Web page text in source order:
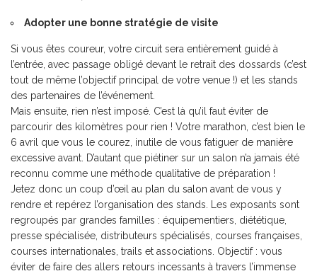
Adopter une bonne stratégie de visite
Si vous êtes coureur, votre circuit sera entièrement guidé à
l’entrée, avec passage obligé devant le retrait des dossards (c’est
tout de même l’objectif principal de votre venue !) et les stands
des partenaires de l’événement.
Mais ensuite, rien n’est imposé. C’est là qu’il faut éviter de
parcourir des kilomètres pour rien ! Votre marathon, c’est bien le
6 avril que vous le courez, inutile de vous fatiguer de manière
excessive avant. D’autant que piétiner sur un salon n’a jamais été
reconnu comme une méthode qualitative de préparation !
Jetez donc un coup d’œil au plan du salon avant de vous y
rendre et repérez l’organisation des stands. Les exposants sont
regroupés par grandes familles : équipementiers, diététique,
presse spécialisée, distributeurs spécialisés, courses françaises,
courses internationales, trails et associations. Objectif : vous
éviter de faire des allers retours incessants à travers l’immense